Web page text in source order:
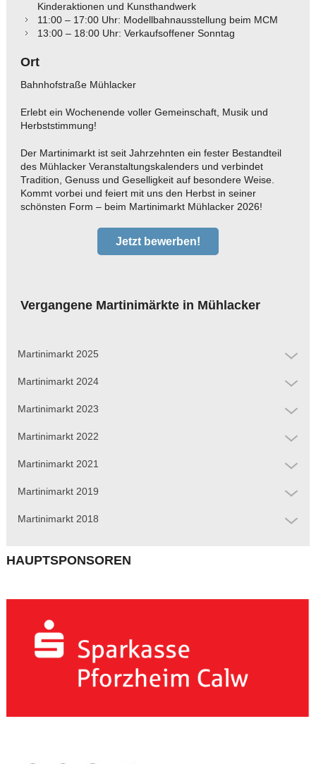
Kinderaktionen und Kunsthandwerk
11:00 – 17:00 Uhr: Modellbahnausstellung beim MCM
13:00 – 18:00 Uhr: Verkaufsoffener Sonntag
Ort
Bahnhofstraße Mühlacker
Erlebt ein Wochenende voller Gemeinschaft, Musik und
Herbststimmung!
Der Martinimarkt ist seit Jahrzehnten ein fester Bestandteil
des Mühlacker Veranstaltungskalenders und verbindet
Tradition, Genuss und Geselligkeit auf besondere Weise.
Kommt vorbei und feiert mit uns den Herbst in seiner
schönsten Form – beim Martinimarkt Mühlacker 2026!
Jetzt bewerben!
Vergangene Martinimärkte in Mühlacker
Martinimarkt 2025
Martinimarkt 2024
Martinimarkt 2023
Martinimarkt 2022
Martinimarkt 2021
Martinimarkt 2019
Martinimarkt 2018
HAUPTSPONSOREN